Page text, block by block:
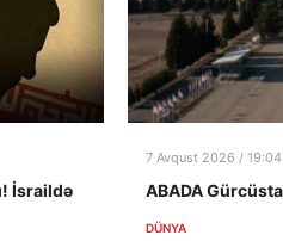
İsraildə
7 Avqust 2026 / 19:04
ABADA
DÜNYA